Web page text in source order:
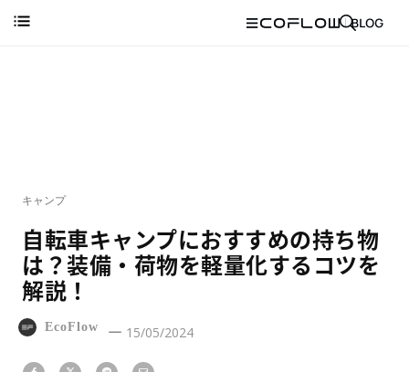
キャンプ
自転車キャンプにおすすめの持ち物
は？装備・荷物を軽量化するコツを
解説！
EcoFlow 15/05/2024